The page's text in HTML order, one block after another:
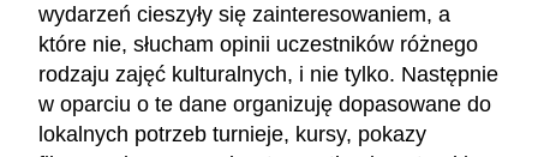
wydarzeń cieszyły się zainteresowaniem, a
które nie, słucham opinii uczestników różnego
rodzaju zajęć kulturalnych, i nie tylko. Następnie
w oparciu o te dane organizuję dopasowane do
lokalnych potrzeb turnieje, kursy, pokazy